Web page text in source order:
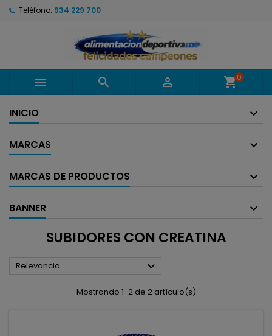
Teléfono: 934 229 700
   shopping_cart0
INICIO
MARCAS
MARCAS DE PRODUCTOS
BANNER
SUBIDORES CON CREATINA
Relevancia 
Mostrando 1-2 de 2 artículo(s)